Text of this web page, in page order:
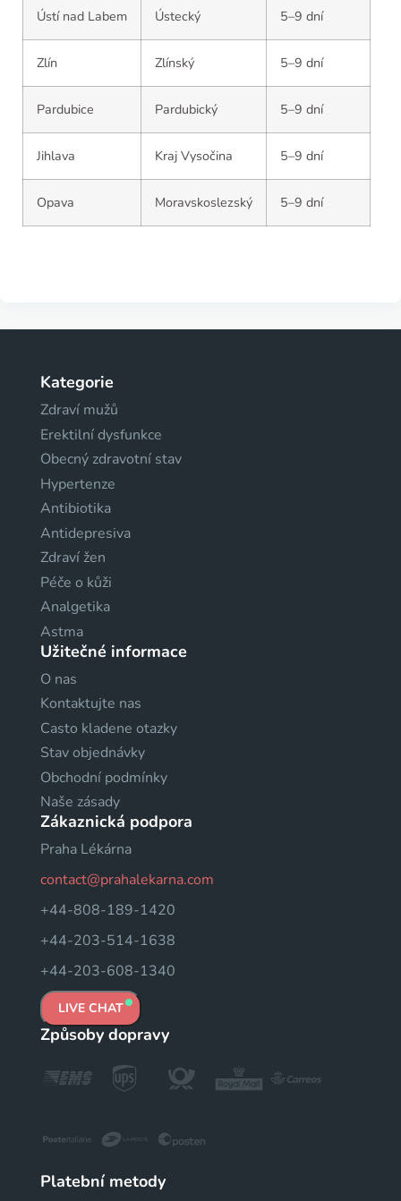
Ústí nad Labem Ústecký 5–9 dní
Zlín Zlínský 5–9 dní
Pardubice Pardubický 5–9 dní
Jihlava Kraj Vysočina 5–9 dní
Opava Moravskoslezský 5–9 dní
Kategorie
Zdraví mužů
Erektilní dysfunkce
Obecný zdravotní stav
Hypertenze
Antibiotika
Antidepresiva
Zdraví žen
Péče o kůži
Analgetika
Astma
Užitečné informace
O nas
Kontaktujte nas
Casto kladene otazky
Stav objednávky
Obchodní podmínky
Naše zásady
Zákaznická podpora
Praha Lékárna
contact@prahalekarna.com
+44-808-189-1420
+44-203-514-1638
+44-203-608-1340
LIVE CHAT
Způsoby dopravy
Platební metody